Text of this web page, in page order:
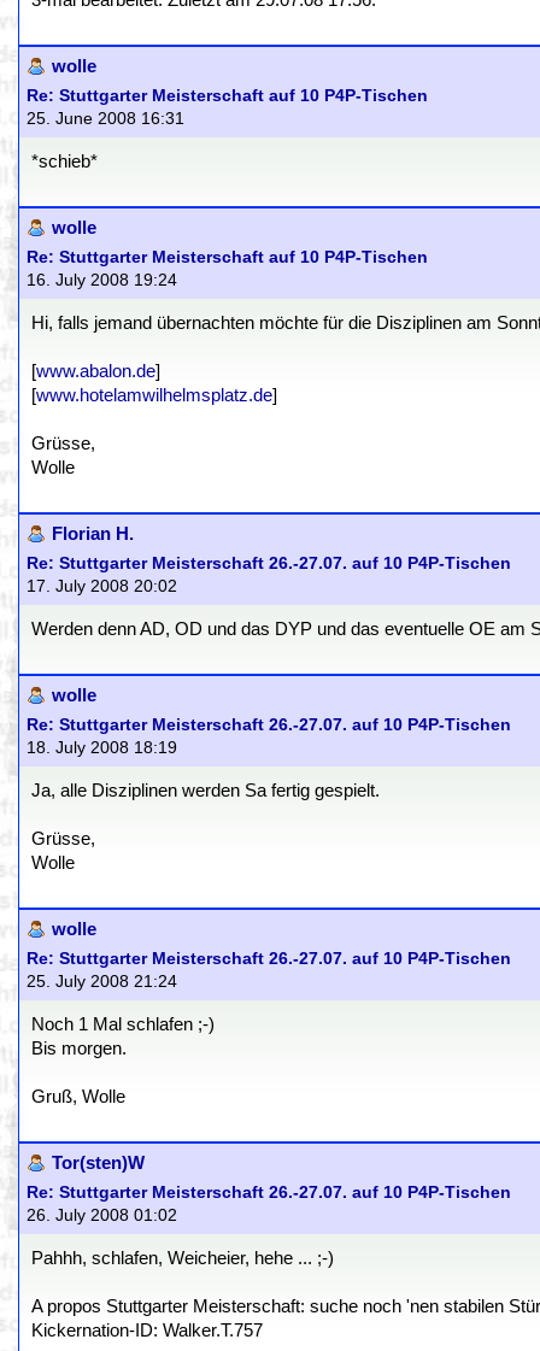
wolle
Re: Stuttgarter Meisterschaft auf 10 P4P-Tischen
25. June 2008 16:31
*schieb*
wolle
Re: Stuttgarter Meisterschaft auf 10 P4P-Tischen
16. July 2008 19:24
Hi, falls jemand übernachten möchte für die Disziplinen am
[www.abalon.de]
[www.hotelamwilhelmsplatz.de]
Grüsse,
Wolle
Florian H.
Re: Stuttgarter Meisterschaft 26.-27.07. auf 10 P4P-Tischen
17. July 2008 20:02
Werden denn AD, OD und das DYP und das eventuelle OE am
wolle
Re: Stuttgarter Meisterschaft 26.-27.07. auf 10 P4P-Tischen
18. July 2008 18:19
Ja, alle Disziplinen werden Sa fertig gespielt.
Grüsse,
Wolle
wolle
Re: Stuttgarter Meisterschaft 26.-27.07. auf 10 P4P-Tischen
25. July 2008 21:24
Noch 1 Mal schlafen ;-)
Bis morgen.
Gruß, Wolle
Tor(sten)W
Re: Stuttgarter Meisterschaft 26.-27.07. auf 10 P4P-Tischen
26. July 2008 01:02
Pahhh, schlafen, Weicheier, hehe ... ;-)
A propos Stuttgarter Meisterschaft: suche noch 'nen stabilen
Kickernation-ID: Walker.T.757